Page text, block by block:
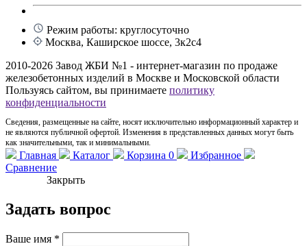
Режим работы: круглосуточно
Москва, Каширское шоссе, 3к2с4
2010-2026 Завод ЖБИ №1 - интернет-магазин по продаже
железобетонных изделий в Москве и Московской области
Пользуясь сайтом, вы принимаете политику
конфиденциальности
Сведения, размещенные на сайте, носят исключительно информационный характер и
не являются публичной офертой. Изменения в представленных данных могут быть
как значительными, так и минимальными.
Главная Каталог Корзина 0
Избранное
Сравнение
Закрыть
Задать вопрос
Ваше имя *